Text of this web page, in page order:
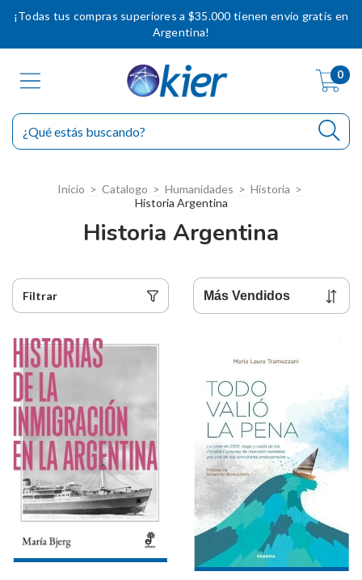
¡Todas tus compras superiores a $35.000 tienen envío gratis en
Argentina!
0
Inicio > Catalogo > Humanidades > Historia >
Historia Argentina
Historia Argentina
Filtrar